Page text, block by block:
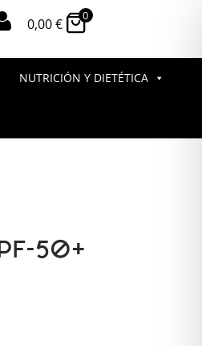
0,00€
0
NUTRICIÓN Y DIETÉTICA
50+